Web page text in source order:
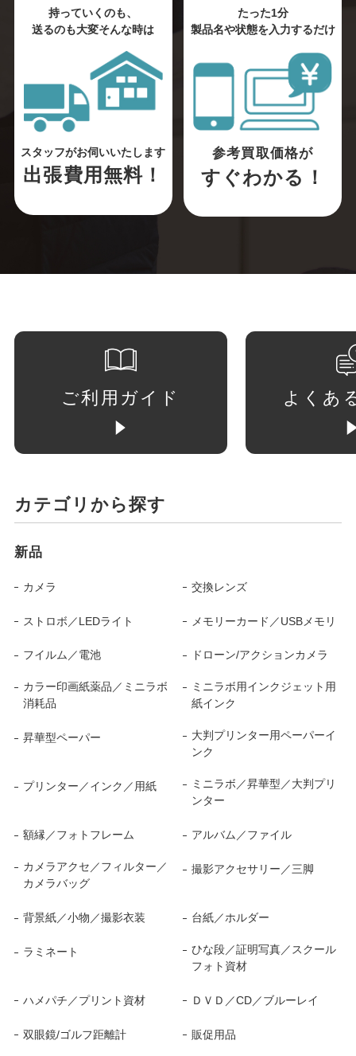
持っていくのも、
送るのも大変そんな時は
スタッフがお伺いいたします
出張費用無料！
たった1分
製品名や状態を入力するだけ
参考買取価格が
すぐわかる！
ご利用ガイド よくあ
カテゴリから探す
新品
カメラ 交換レンズ
ストロボ／LEDライト メモリーカード／USBメモリ
フイルム／電池 ドローン/アクションカメラ
カラー印画紙薬品／ミニラボ
消耗品
ミニラボ用インクジェット用
紙インク
昇華型ペーパー
大判プリンター用ペーパーイ
ンク
プリンター／インク／用紙
ミニラボ／昇華型／大判プリ
ンター
額縁／フォトフレーム アルバム／ファイル
カメラアクセ／フィルター／
カメラバッグ
撮影アクセサリー／三脚
背景紙／小物／撮影衣装 台紙／ホルダー
ラミネート
ひな段／証明写真／スクール
フォト資材
ハメパチ／プリント資材 ＤＶＤ／CD／ブルーレイ
双眼鏡/ゴルフ距離計 販促用品